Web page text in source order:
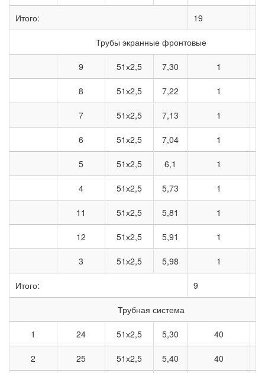
Итого: 19
Трубы экранные фронтовые
9 51х2,5 7,30 1
8 51х2,5 7,22 1
7 51х2,5 7,13 1
6 51х2,5 7,04 1
5 51х2,5 6,1 1
4 51х2,5 5,73 1
11 51х2,5 5,81 1
12 51х2,5 5,91 1
3 51х2,5 5,98 1
Итого: 9
Трубная система
1 24 51х2,5 5,30 40
2 25 51х2,5 5,40 40